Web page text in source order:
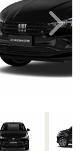
Next